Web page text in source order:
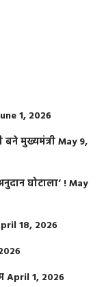
1, 2026
बने मुख्यमंत्रीMay 9,
घोटाला’ !May
18, 2026
April 1, 2026